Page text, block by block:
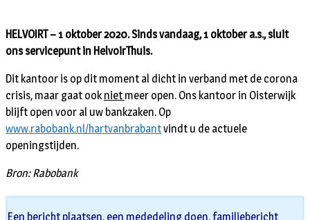
HELVOIRT – 1 oktober 2020. Sinds vandaag, 1 oktober a.s., sluit
ons servicepunt in HelvoirThuis.
Dit kantoor is op dit moment al dicht in verband met de corona
crisis, maar gaat ookniet meer open. Ons kantoor in Oisterwijk
blijft open voor al uw bankzaken. Op
www.rabobank.nl/hartvanbrabantvindt u de actuele
openingstijden.
Bron: Rabobank
Een bericht plaatsen, een mededeling doen, familiebericht